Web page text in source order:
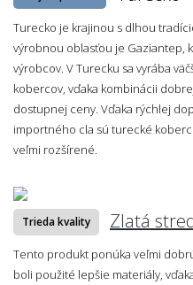
Turecko je krajinou s dlhou
výrobnou oblasťou je Gaziantep,
výrobcov. V Turecku sa vyrába
kobercov, vďaka kombinácii
dostupnej ceny. Vďaka rýchlej
importného cla sú turecké
veľmi rozšírené.
Trieda kvality Zlatá
Tento produkt ponúka veľmi
boli použité lepšie materiály,